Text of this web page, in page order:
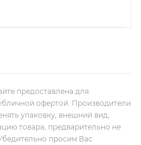
предоставлена для
офертой. Производители
упаковку, внешний вид,
товара, предварительно не
просим Вас